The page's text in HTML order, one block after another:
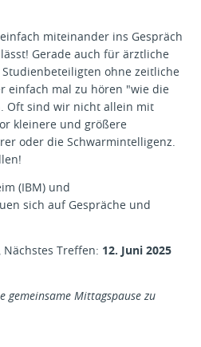
miteinander ins Gespräch
Gerade auch für ärztliche
ohne zeitliche
einfach mal zu hören "wie die
Oft sind wir nicht allein mit
kleinere und größere
oder die Schwarmintelligenz.
(IBM) und
sich auf Gespräche und
Treffen: 12. Juni 2025
gemeinsame Mittagspause zu